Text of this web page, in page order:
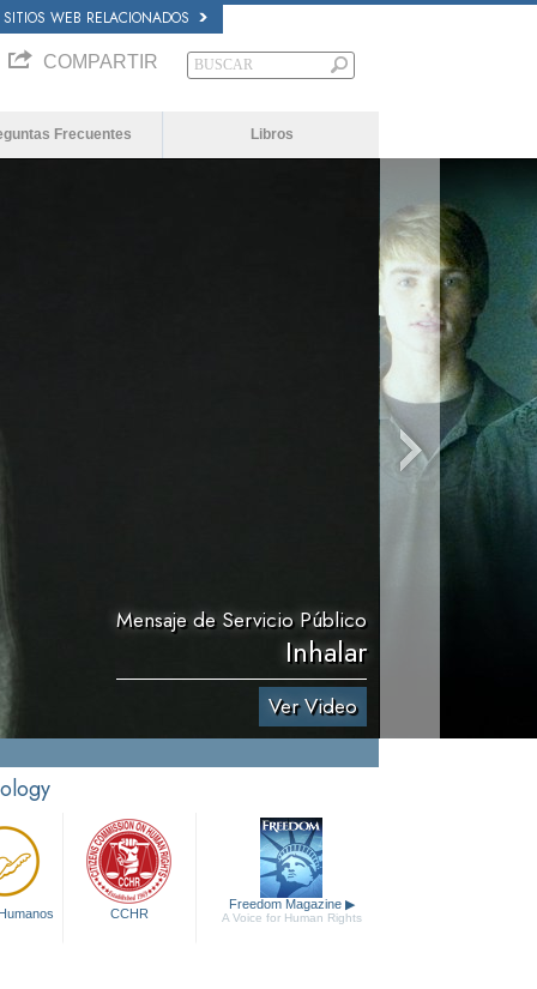
SITIOS WEB RELACIONADOS
COMPARTIR
Frecuentes Libros
Mensaje de Servicio Público
Inhalar
Ver Video
CCHR
Freedom Magazine ▶
A Voice for Human Rights